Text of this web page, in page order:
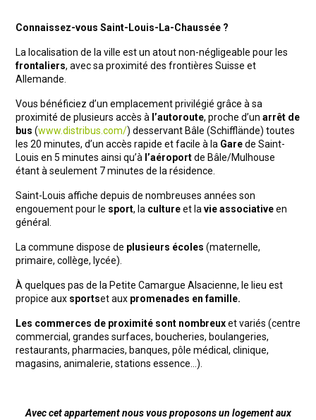
Connaissez-vous Saint-Louis-La-Chaussée ?
La localisation de la ville est un atout non-négligeable pour les
frontaliers, avec sa proximité des frontières Suisse et
Allemande.
Vous bénéficiez d’un emplacement privilégié grâce à sa
proximité de plusieurs accès à l’autoroute, proche d’un arrêt de
bus (www.distribus.com/) desservant Bâle (Schifflände) toutes
les 20 minutes, d’un accès rapide et facile à la Garede Saint-
Louis en 5 minutes ainsi qu’à l’aéroportde Bâle/Mulhouse
étant à seulement 7 minutes de la résidence.
Saint-Louis affiche depuis de nombreuses années son
engouement pour le sport, la cultureet la vie associativeen
général.
La commune dispose de plusieurs écoles (maternelle,
primaire, collège, lycée).
À quelques pas de la Petite Camargue Alsacienne, le lieu est
propice aux sportset aux promenades en famille.
Les commerces de proximité sont nombreuxet variés (centre
commercial, grandes surfaces, boucheries, boulangeries,
restaurants, pharmacies, banques, pôle médical, clinique,
magasins, animalerie, stations essence…).
Avec cet appartement nous vous proposons un logement aux